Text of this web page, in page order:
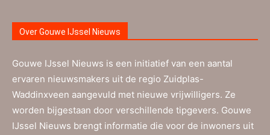
Over Gouwe IJssel Nieuws
Gouwe IJssel Nieuws is een initiatief van een aantal
ervaren nieuwsmakers uit de regio Zuidplas-
Waddinxveen aangevuld met nieuwe vrijwilligers. Ze
worden bijgestaan door verschillende tipgevers. Gouwe
IJssel Nieuws brengt informatie die voor de inwoners uit